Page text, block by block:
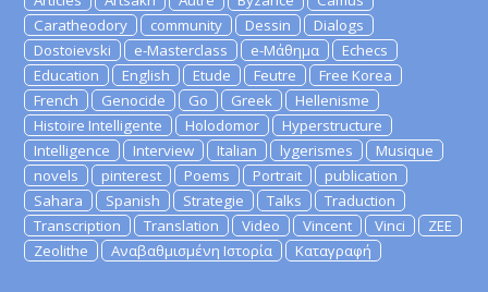
Caratheodory
community Dessin
Dialogs
Dostoievski
e-Masterclass e-Μάθημα
Echecs
Education
English Etude Feutre
Free Korea
French
Genocide Go Greek
Hellenisme
Histoire Intelligente
Holodomor
Hyperstructure
Intelligence
Interview Italian lygerismes
Musique
novels
pinterest Poems Portrait
publication
Sahara
Spanish Strategie Talks
Traduction
Transcription
Translation Video Vincent Vinci
ZEE
Zeolithe
Αναβαθμισμένη Ιστορία Καταγραφή